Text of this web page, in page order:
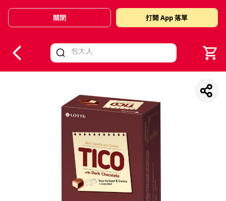
Valid Until 30 June 2026
關閉 打開 App 落單